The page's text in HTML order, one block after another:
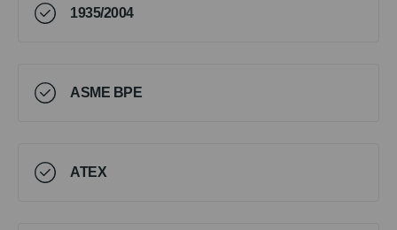
1935/2004
ASME BPE
ATEX